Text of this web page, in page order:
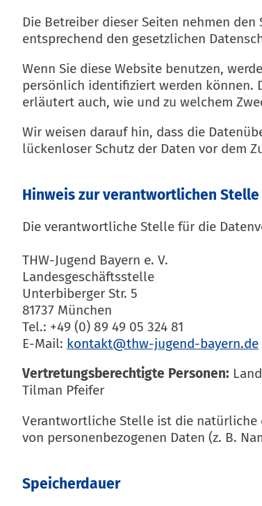
Die Betreiber dieser Seiten nehmen
entsprechend den gesetzlichen
Wenn Sie diese Website benutzen,
persönlich identifiziert werden können.
erläutert auch, wie und zu welchem
Wir weisen darauf hin, dass die
lückenloser Schutz der Daten vor dem
Hinweis zur verantwortlichen Stelle
Die verantwortliche Stelle für die
THW-Jugend Bayern e. V.
Landesgeschäftsstelle
Unterbiberger Str. 5
81737 München
Tel.: +49 (0) 89 49 05 324 81
E-Mail:
Vertretungsberechtigte Personen:
Tilman Pfeifer
Verantwortliche Stelle ist die natürliche
von personenbezogenen Daten (z. B.
Speicherdauer